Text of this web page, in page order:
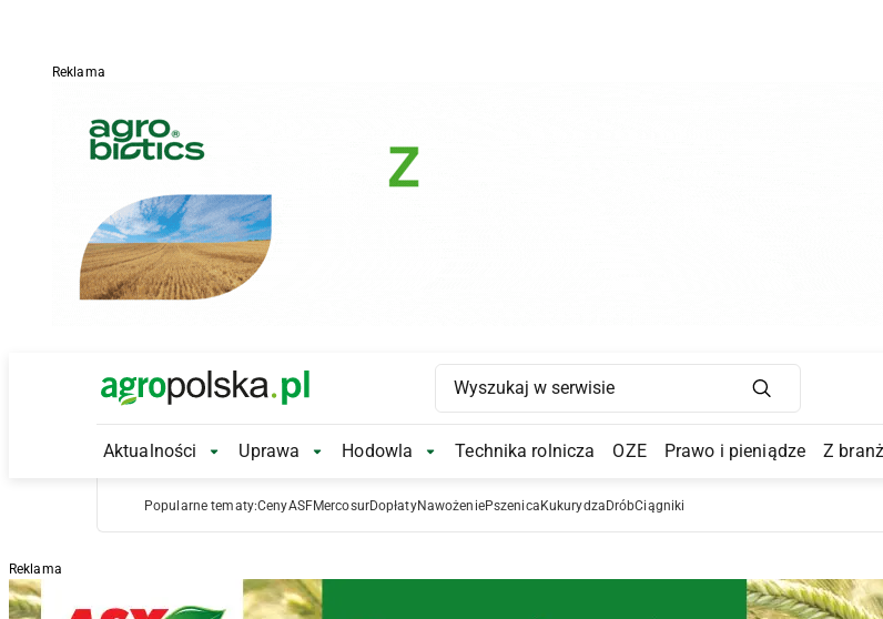
Reklama
Main Logo
Main Navigation
Aktualności Aktualności Submenu
Uprawa Uprawa Submenu
Hodowla Hodowla Submenu
Technika rolnicza OZE Prawo i pieniądze Z
Popularne tematy:CenyASFMercosurDopłatyNawożeniePszenica Kukurydza DróbCiągniki
Reklama